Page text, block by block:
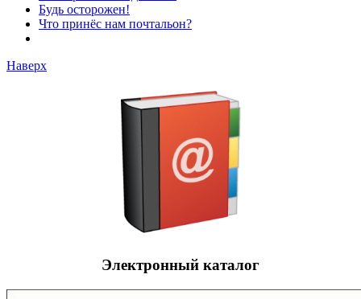
Будь осторожен!
Что принёс нам почтальон?
Наверх
Электронный каталог